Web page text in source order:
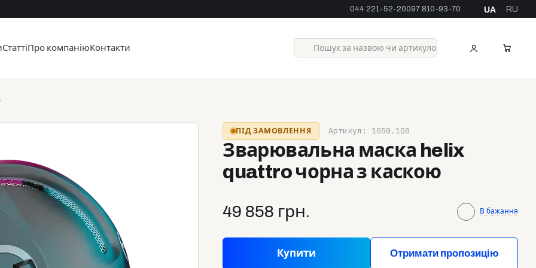
044 221-52-20097 810-93-70 UA · RU
СтаттіПро компаніюКонтакти
Зварювальна маска helix
quattro чорна з каскою
ПІД ЗАМОВЛЕННЯ Артикул: 1050.100
49 858 грн. В бажання
Купити Отримати пропозицію